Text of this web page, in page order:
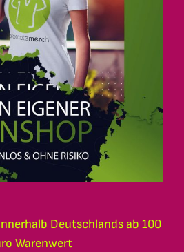
Deutschlands ab 100
Warenwert